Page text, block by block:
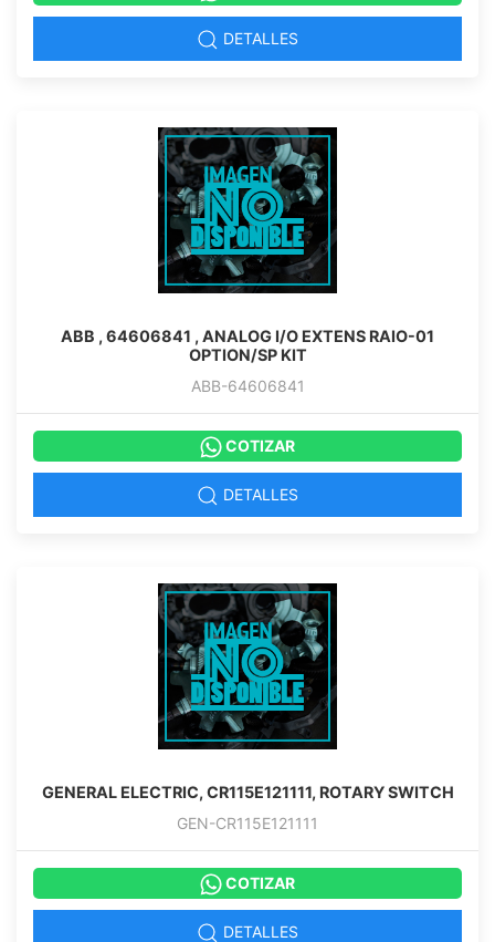
DETALLES
ABB , 64606841 , ANALOG I/O EXTENS RAIO-01
OPTION/SP KIT
ABB-64606841
COTIZAR
DETALLES
GENERAL ELECTRIC, CR115E121111, ROTARY SWITCH
GEN-CR115E121111
COTIZAR
DETALLES